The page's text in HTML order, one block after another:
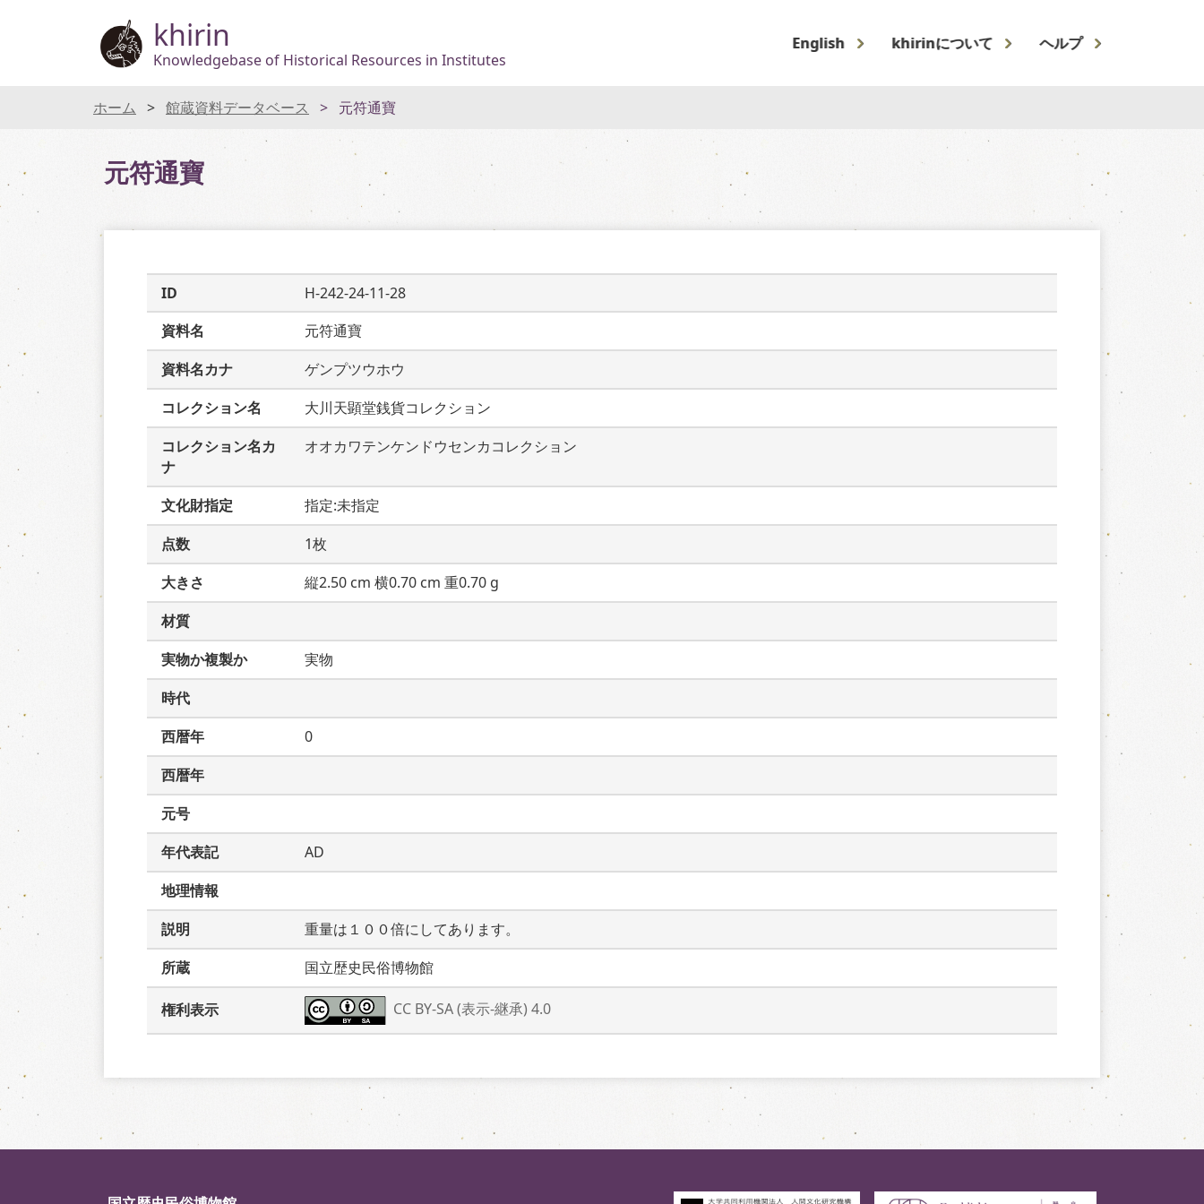
khirin
Knowledgebase of Historical Resources in Institutes
English khirinについて ヘルプ
ホーム 館蔵資料データベース 元符通寶
元符通寶
ID
H-242-24-11-28
資料名
元符通寶
資料名カナ
ゲンプツウホウ
コレクション名
大川天顕堂銭貨コレクション
コレクション名カ
ナ
オオカワテンケンドウセンカコレクション
文化財指定
指定:未指定
点数
1枚
大きさ
縦2.50 cm 横0.70 cm 重0.70 g
材質
実物か複製か
実物
時代
西暦年
0
西暦年
元号
年代表記
AD
地理情報
説明
重量は１００倍にしてあります。
所蔵
国立歴史民俗博物館
権利表示 CC BY-SA (表示-継承) 4.0